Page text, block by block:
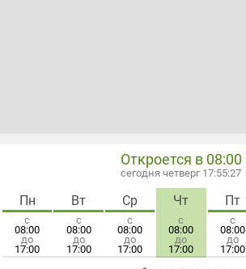
Откроется в 08:00
сегодня четверг 17:55:27
Пн
с
08:00
до
17:00
Вт
с
08:00
до
17:00
Ср
с
08:00
до
17:00
Чт
с
08:00
до
17:00
Пт
с
08:00
до
17:00